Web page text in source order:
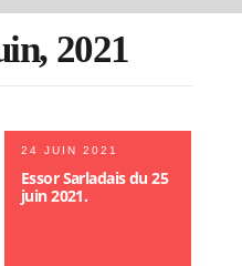
2021
24 JUIN 2021
Essor Sarladais du 25
juin 2021.